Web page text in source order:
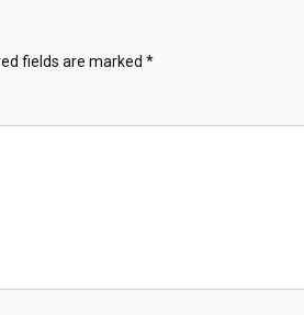
fields are marked *